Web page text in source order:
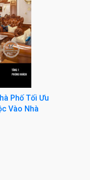
Phố Tối Ưu
Vào Nhà